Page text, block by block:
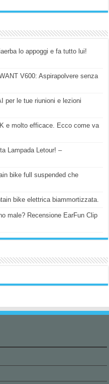
lo appoggi e fa tutto lui!
V600: Aspirapolvere senza
per le tue riunioni e lezioni
e molto efficace. Ecco come va
Lampada Letour! –
bike full suspended che
bike elettrica biammortizzata.
male? Recensione EarFun Clip